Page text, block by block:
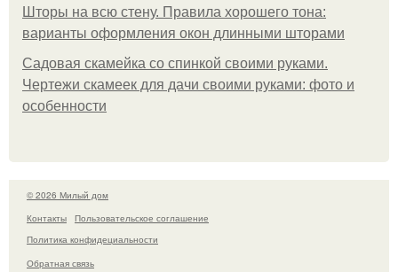
Шторы на всю стену. Правила хорошего тона:
варианты оформления окон длинными шторами
Садовая скамейка со спинкой своими руками.
Чертежи скамеек для дачи своими руками: фото и
особенности
© 2026 Милый дом
Контакты
Пользовательское соглашение
Политика конфидециальности
Обратная связь